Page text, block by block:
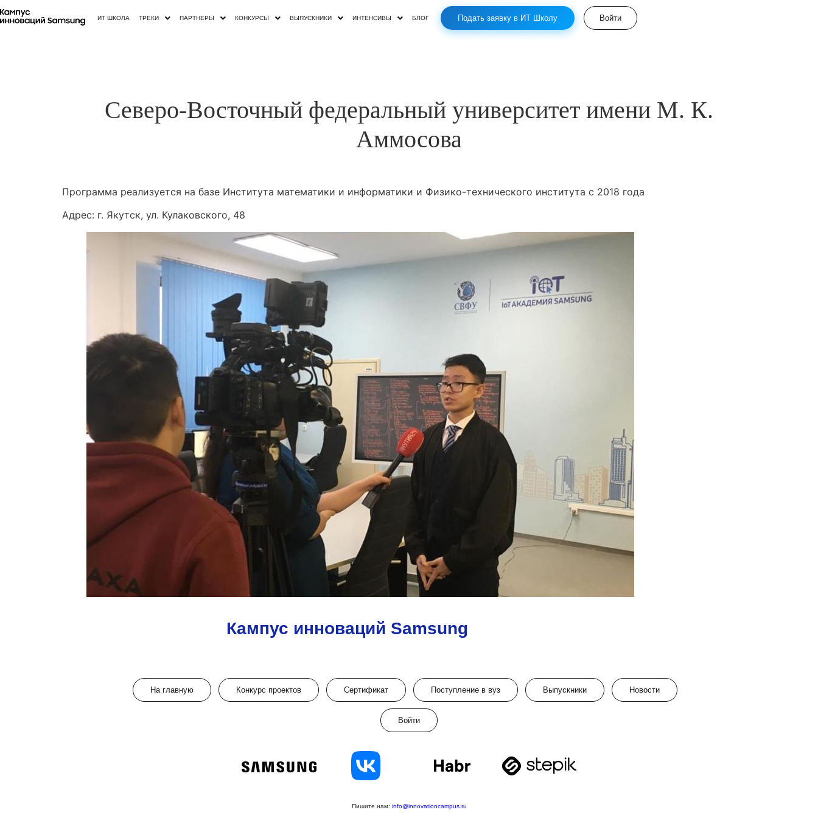
ИТ ШКОЛА ТРЕКИ ПАРТНЕРЫ КОНКУРСЫ ВЫПУСКНИКИ ИНТЕНСИВЫ БЛОГ Подать заявку в ИТ Школу Войти
Северо-Восточный федеральный университет имени М. К.
Аммосова
Программа реализуется на базе Института математики и информатики и Физико-технического института с 2018 года
Адрес: г. Якутск, ул. Кулаковского, 48
Кампус инноваций Samsung
На главную Конкурс проектов Сертификат Поступление в вуз Выпускники Новости
Войти
Пишите нам: info@innovationcampus.ru